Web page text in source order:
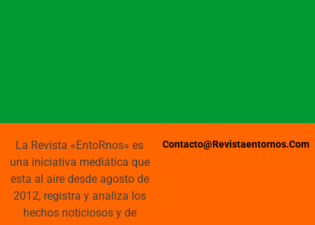
La Revista «EntoRnos» es
una iniciativa mediática que
esta al aire desde agosto de
2012, registra y analiza los
hechos noticiosos y de
Contacto@revistaentornos.com